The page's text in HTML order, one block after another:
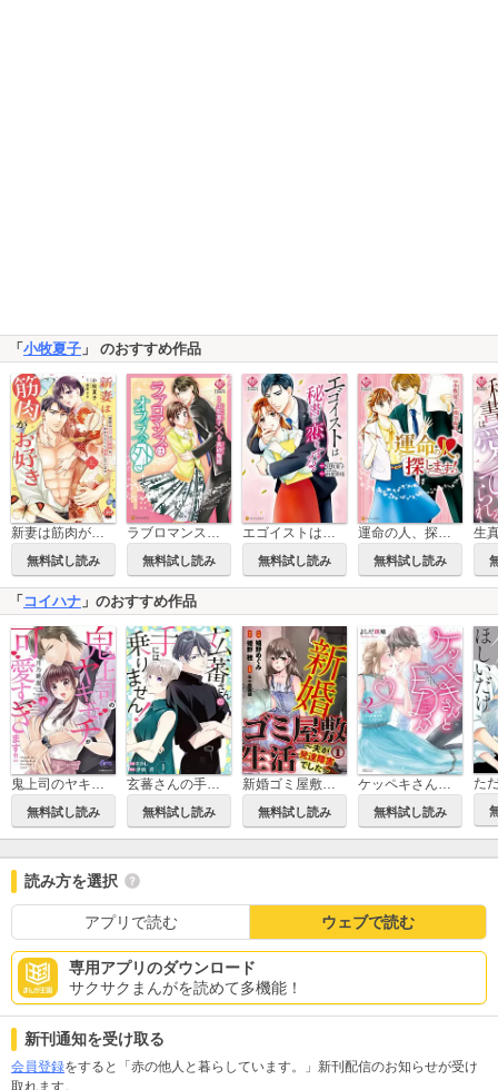
「 小牧夏子 」 のおすすめ作品
新妻は筋肉がお好き 寡黙なSPはお嬢様をわかりにくく溺愛しています【単行本版】【電子限定ペーパー付】
無料試し読み
ラブロマンスはオフィスの外で
無料試し読み
エゴイストは秘書に恋をする。
無料試し読み
運命の人、探します！
無料試し読み
「 コイハナ 」のおすすめ作品
鬼上司のヤキモチが可愛すぎます!! 【単行本版】
無料試し読み
玄蕃さんの手には乗りません!
無料試し読み
新婚ゴミ屋敷生活～夫が発達障害でした～
無料試し読み
ケッペキさんとEDくん2～あなたとゼロ距離恋愛したいのです～【単行本版】
無料試し読み
読み方を選択
アプリで読む ウェブで読む
専用アプリのダウンロード
サクサクまんがを読めて多機能！
新刊通知を受け取る
会員登録をすると「赤の他人と暮らしています。」新刊配信のお知らせが受け